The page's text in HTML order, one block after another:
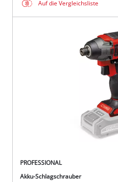
Auf die Vergleichsliste
PROFESSIONAL
Akku-Schlagschrauber